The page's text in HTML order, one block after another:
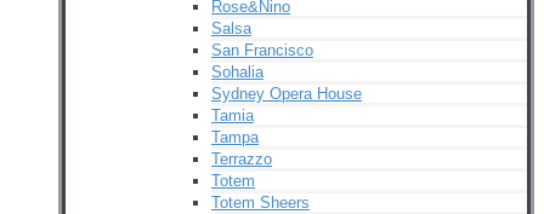
Rose&Nino
Salsa
San Francisco
Sohalia
Sydney Opera House
Tamia
Tampa
Terrazzo
Totem
Totem Sheers